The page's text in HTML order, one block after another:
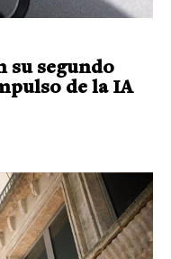
su segundo
de la IA